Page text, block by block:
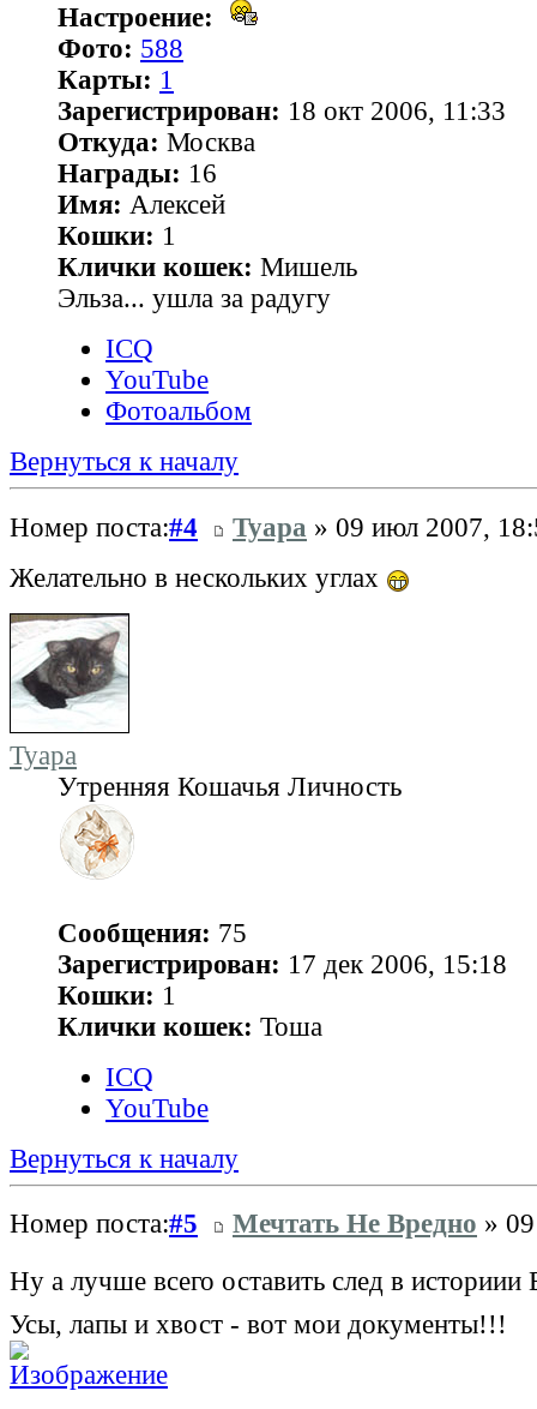
Настроение:
Фото: 588
Карты: 1
Зарегистрирован: 18 окт 2006, 11:33
Откуда: Москва
Награды: 16
Имя: Алексей
Кошки: 1
Клички кошек: Мишель
Эльза... ушла за радугу
ICQ
YouTube
Фотоальбом
Вернуться к началу
Номер поста:#4 Tyapa » 09 июл 2007,
Желательно в нескольких углах
Tyapa
Утренняя Кошачья Личность
Сообщения: 75
Зарегистрирован: 17 дек 2006, 15:18
Кошки: 1
Клички кошек: Тоша
ICQ
YouTube
Вернуться к началу
Номер поста:#5 Мечтать Не Вредно »
Ну а лучше всего оставить след в
Усы, лапы и хвост - вот мои документы!!!